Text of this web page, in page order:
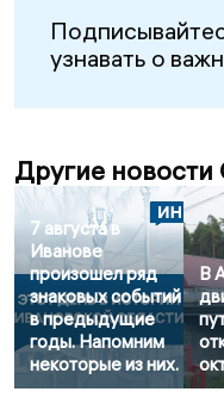
узнавать о
Другие
7 августа в
Иванове
произошел ряд
знаковых событий
в предыдущие
годы. Напомним
некоторые из них.
В